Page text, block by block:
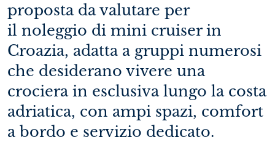
proposta da valutare per
il noleggio di mini cruiser in
Croazia, adatta a gruppi numerosi
che desiderano vivere una
crociera in esclusiva lungo la costa
adriatica, con ampi spazi, comfort
a bordo e servizio dedicato.